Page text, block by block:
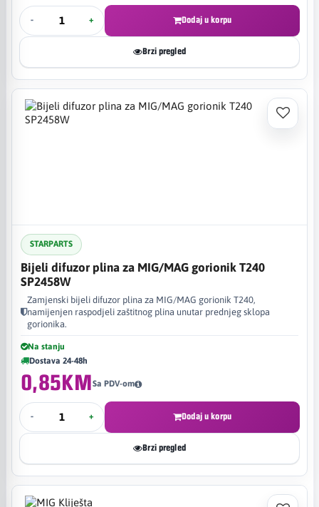
- + Dodaj u korpu
Brzi pregled
STARPARTS
Bijeli difuzor plina za MIG/MAG gorionik T240
SP2458W
Zamjenski bijeli difuzor plina za MIG/MAG gorionik T240,
namijenjen raspodjeli zaštitnog plina unutar prednjeg sklopa
gorionika.
Na stanju
Dostava 24-48h
0,85KMSa PDV-om
- + Dodaj u korpu
Brzi pregled